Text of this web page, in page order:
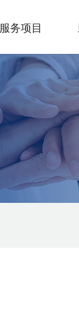
服务项目